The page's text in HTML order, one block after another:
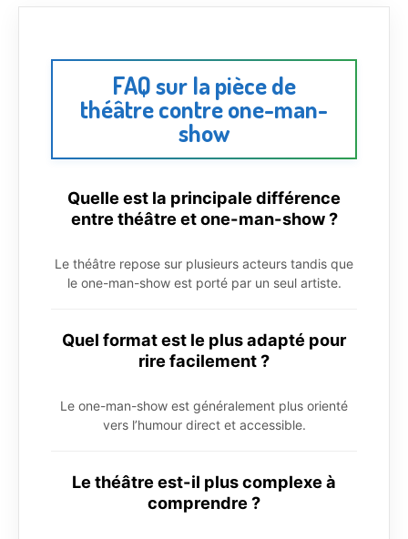
FAQ sur la pièce de
théâtre contre one-man-
show
Quelle est la principale différence
entre théâtre et one-man-show ?
Le théâtre repose sur plusieurs acteurs tandis que
le one-man-show est porté par un seul artiste.
Quel format est le plus adapté pour
rire facilement ?
Le one-man-show est généralement plus orienté
vers l’humour direct et accessible.
Le théâtre est-il plus complexe à
comprendre ?